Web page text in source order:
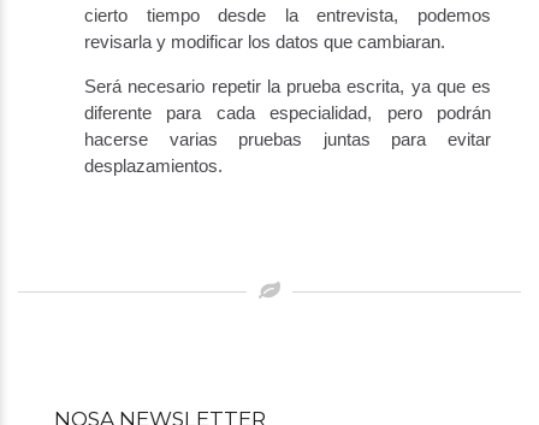
cierto tiempo desde la entrevista, podemos
revisarla y modificar los datos que cambiaran.
Será necesario repetir la prueba escrita, ya que es
diferente para cada especialidad, pero podrán
hacerse varias pruebas juntas para evitar
desplazamientos.
NOSA NEWSLETTER